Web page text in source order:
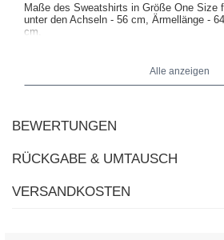
Maße des Sweatshirts in Größe One Size
unter den Achseln - 56 cm, Ärmellänge -
cm.
Alle anzeigen
BEWERTUNGEN
RÜCKGABE & UMTAUSCH
VERSANDKOSTEN